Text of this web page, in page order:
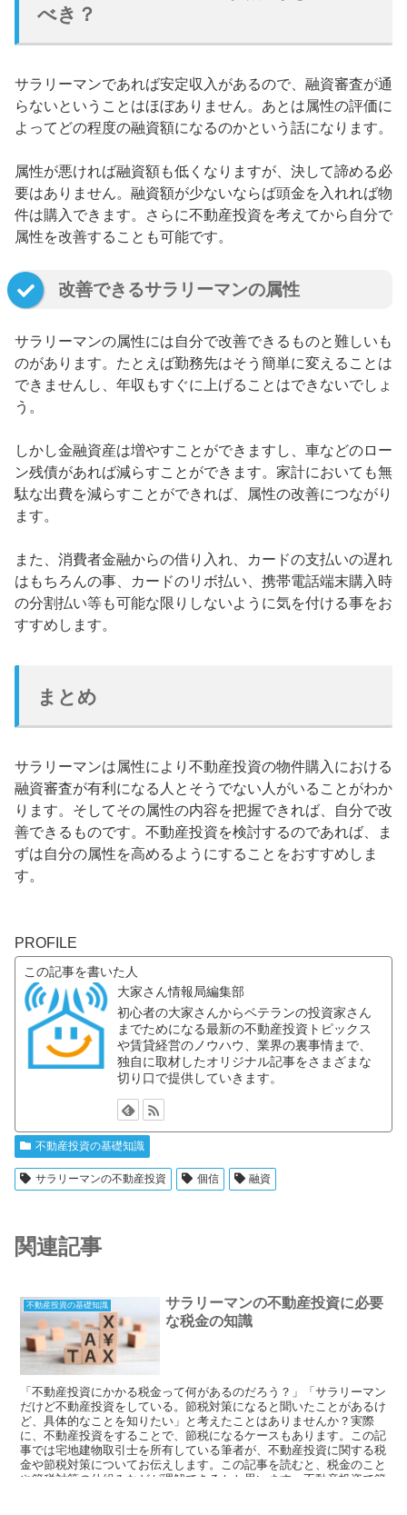
べき？
サラリーマンであれば安定収入があるので、融資審査が通
らないということはほぼありません。あとは属性の評価に
よってどの程度の融資額になるのかという話になります。
属性が悪ければ融資額も低くなりますが、決して諦める必
要はありません。融資額が少ないならば頭金を入れれば物
件は購入できます。さらに不動産投資を考えてから自分で
属性を改善することも可能です。
改善できるサラリーマンの属性
サラリーマンの属性には自分で改善できるものと難しいも
のがあります。たとえば勤務先はそう簡単に変えることは
できませんし、年収もすぐに上げることはできないでしょ
う。
しかし金融資産は増やすことができますし、車などのロー
ン残債があれば減らすことができます。家計においても無
駄な出費を減らすことができれば、属性の改善につながり
ます。
また、消費者金融からの借り入れ、カードの支払いの遅れ
はもちろんの事、カードのリボ払い、携帯電話端末購入時
の分割払い等も可能な限りしないように気を付ける事をお
すすめします。
まとめ
サラリーマンは属性により不動産投資の物件購入における
融資審査が有利になる人とそうでない人がいることがわか
ります。そしてその属性の内容を把握できれば、自分で改
善できるものです。不動産投資を検討するのであれば、ま
ずは自分の属性を高めるようにすることをおすすめしま
す。
PROFILE
この記事を書いた人
大家さん情報局編集部
初心者の大家さんからベテランの投資家さん
までためになる最新の不動産投資トピックス
や賃貸経営のノウハウ、業界の裏事情まで、
独自に取材したオリジナル記事をさまざまな
切り口で提供していきます。
不動産投資の基礎知識
サラリーマンの不動産投資 個信 融資
関連記事
不動産投資の基礎知識
サラリーマンの不動産投資に必要
な税金の知識
「不動産投資にかかる税金って何があるのだろう？」「サラリーマン
だけど不動産投資をしている。節税対策になると聞いたことがあるけ
ど、具体的なことを知りたい」と考えたことはありませんか？実際
に、不動産投資をすることで、節税になるケースもあります。この記
事では宅地建物取引士を所有している筆者が、不動産投資に関する税
金や節税対策についてお伝えします。この記事を読むと、税金のこと
や節税対策の仕組みなどが理解できるかと思います。不動産投資で節